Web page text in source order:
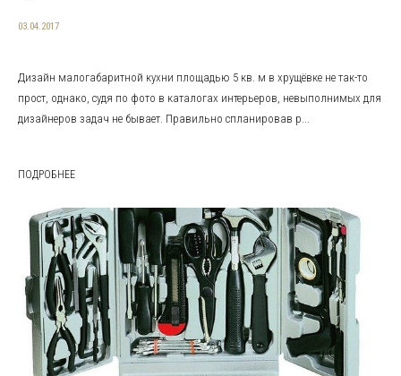
03.04.2017
Дизайн малогабаритной кухни площадью 5 кв. м в хрущёвке не так-то
прост, однако, судя по фото в каталогах интерьеров, невыполнимых для
дизайнеров задач не бывает. Правильно спланировав р...
ПОДРОБНЕЕ